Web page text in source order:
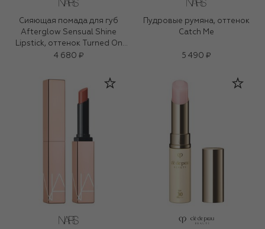
Сияющая помада для губ
Afterglow Sensual Shine
Lipstick, оттенок Turned On
(1,5g)
4 680 ₽
Пудровые румяна, оттенок
Catch Me
5 490 ₽